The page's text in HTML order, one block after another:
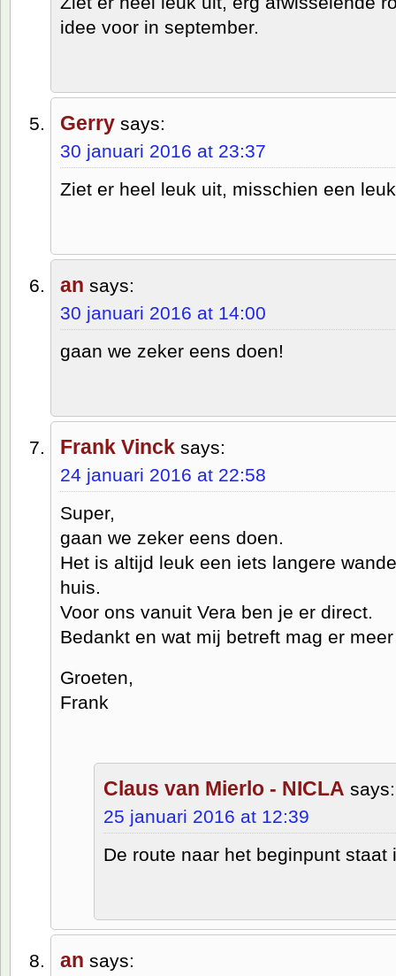
idee voor in september.
Gerry says:
30 januari 2016 at 23:37
Ziet er heel leuk uit, misschien een
an says:
30 januari 2016 at 14:00
gaan we zeker eens doen!
Frank Vinck says:
24 januari 2016 at 22:58
Super,
gaan we zeker eens doen.
Het is altijd leuk een iets langere
huis.
Voor ons vanuit Vera ben je er direct.
Bedankt en wat mij betreft mag er
Groeten,
Frank
Claus van Mierlo - NICLA says:
25 januari 2016 at 12:39
De route naar het beginpunt staat
an says: